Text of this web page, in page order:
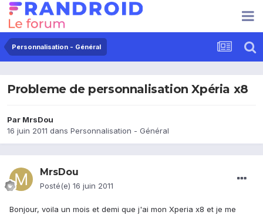
Personnalisation - Général
Probleme de personnalisation Xpéria x8
Par MrsDou
16 juin 2011 dans Personnalisation - Général
MrsDou
Posté(e) 16 juin 2011
Bonjour, voila un mois et demi que j'ai mon Xperia x8 et je me